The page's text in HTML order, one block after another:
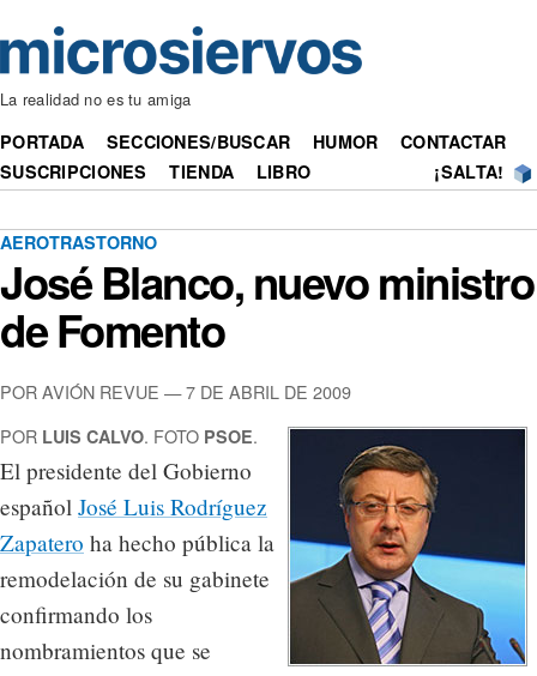
La realidad no es tu amiga
PORTADA SECCIONES/BUSCAR HUMOR
CONTACTAR
SUSCRIPCIONES
TIENDA LIBRO ¡SALTA!
AEROTRASTORNO
José Blanco, nuevo ministro
de Fomento
POR AVIÓN REVUE — 7 DE ABRIL DE 2009
POR LUIS CALVO. FOTO PSOE.
El presidente del Gobierno
español José Luis Rodríguez
Zapatero ha hecho pública la
remodelación de su gabinete
confirmando los
nombramientos que se